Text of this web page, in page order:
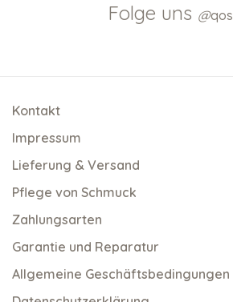
Folge uns @
Kontakt
Impressum
Lieferung & Versand
Pflege von Schmuck
Zahlungsarten
Garantie und Reparatur
Allgemeine Geschäftsbedingungen